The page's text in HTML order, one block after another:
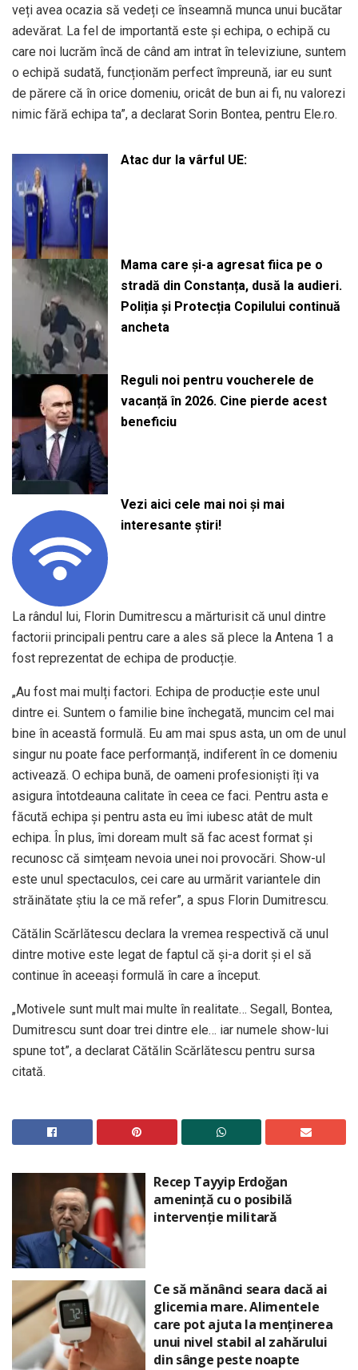
veți avea ocazia să vedeți ce înseamnă munca unui bucătar
adevărat. La fel de importantă este și echipa, o echipă cu
care noi lucrăm încă de când am intrat în televiziune, suntem
o echipă sudată, funcționăm perfect împreună, iar eu sunt
de părere că în orice domeniu, oricât de bun ai fi, nu valorezi
nimic fără echipa ta”, a declarat Sorin Bontea, pentru Ele.ro.
Atac dur la vârful UE:
Mama care și-a agresat fiica pe o
stradă din Constanța, dusă la audieri.
Poliția și Protecția Copilului continuă
ancheta
Reguli noi pentru voucherele de
vacanță în 2026. Cine pierde acest
beneficiu
Vezi aici cele mai noi și mai
interesante știri!
La rândul lui, Florin Dumitrescu a mărturisit că unul dintre
factorii principali pentru care a ales să plece la Antena 1 a
fost reprezentat de echipa de producție.
„Au fost mai mulți factori. Echipa de producție este unul
dintre ei. Suntem o familie bine închegată, muncim cel mai
bine în această formulă. Eu am mai spus asta, un om de unul
singur nu poate face performanță, indiferent în ce domeniu
activează. O echipa bună, de oameni profesioniști îți va
asigura întotdeauna calitate în ceea ce faci. Pentru asta e
făcută echipa și pentru asta eu îmi iubesc atât de mult
echipa. În plus, îmi doream mult să fac acest format și
recunosc că simțeam nevoia unei noi provocări. Show-ul
este unul spectaculos, cei care au urmărit variantele din
străinătate știu la ce mă refer”, a spus Florin Dumitrescu.
Cătălin Scărlătescu declara la vremea respectivă că unul
dintre motive este legat de faptul că și-a dorit și el să
continue în aceeași formulă în care a început.
„Motivele sunt mult mai multe în realitate… Segall, Bontea,
Dumitrescu sunt doar trei dintre ele… iar numele show-lui
spune tot”, a declarat Cătălin Scărlătescu pentru sursa
citată.
Recep Tayyip Erdoğan
amenință cu o posibilă
intervenție militară
Ce să mănânci seara dacă ai
glicemia mare. Alimentele
care pot ajuta la menținerea
unui nivel stabil al zahărului
din sânge peste noapte